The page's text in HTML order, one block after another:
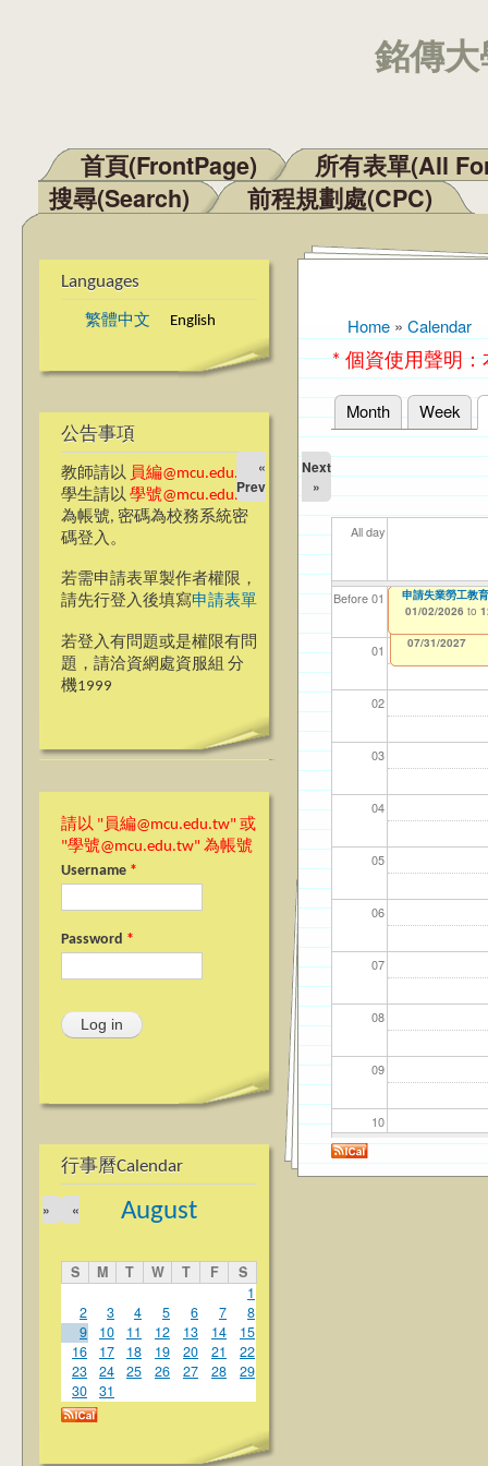
銘傳
Main menu
首頁(FrontPage)
所有表單(All
搜尋(Search)
前程規劃處(CPC)
Languages
繁體中文 English
公告事項
教師請以 員編@mcu.edu.tw
學生請以 學號@mcu.edu.tw
為帳號, 密碼為校務系統密
碼登入。
若需申請表單製作者權限，
請先行登入後填寫申請表單
若登入有問題或是權限有問
題，請洽資網處資服組 分
機1999
請以 "員編@mcu.edu.tw" 或
"學號@mcu.edu.tw" 為帳號
Username *
Password *
行事曆Calendar
August
«
»
S M T W T F
S
1
2
3 4 5 6 7
8
9
10 11 12 13 14
15
16
17 18 19 20 21
22
23
24 25 26 27 28
29
30
31
You are here
Home » Calendar
* 個資使用聲明
Primary tabs
Month Week
«
Prev
Next
»
All day
Before 01
01
02
03
04
05
06
07
08
09
10
11
【資網處】
整合系統～表單
12/31/2027
【財務處】工讀
11/12/2021 to
【財務處】漏打
錄
07/31/2027
114
04/
114
02/
114
03/
【學
07/
教務
11/
115學年第1學期
01/01/2026 to
申請失業勞工教
01/02/2026 to